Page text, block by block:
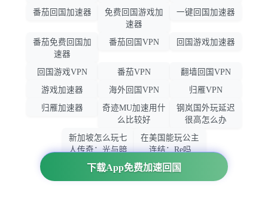
下载App免费加速回国
番茄回国加速器
免费回国游戏加
速器
一键回国加速器
番茄免费回国加
速器
番茄回国VPN 回国游戏加速器
回国游戏VPN 番茄VPN
翻墙回国VPN
游戏加速器
海外回国VPN
归雁VPN
归雁加速器
奇迹MU加速用什
么比较好
钢岚国外玩延迟
很高怎么办
新加坡怎么玩七
人传奇：光与暗
之交战
在美国能玩公主
连结：Re吗